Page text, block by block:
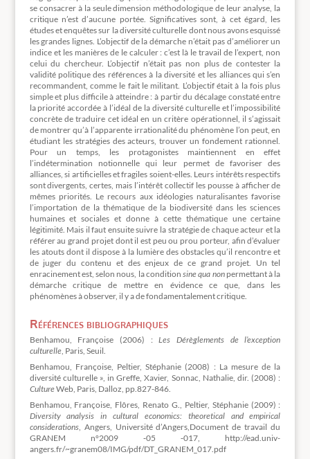
se consacrer à la seule dimension méthodologique de leur analyse, la
critique n’est d’aucune portée. Significatives sont, à cet égard, les
études et enquêtes sur la diversité culturelle dont nous avons esquissé
les grandes lignes. L’objectif de la démarche n’était pas d’améliorer un
indice et les manières de le calculer : c’est là le travail de l’expert, non
celui du chercheur. L’objectif n’était pas non plus de contester la
validité politique des références à la diversité et les alliances qui s’en
recommandent, comme le fait le militant. L’objectif était à la fois plus
simple et plus difficile à atteindre : à partir du décalage constaté entre
la priorité accordée à l’idéal de la diversité culturelle et l’impossibilité
concrète de traduire cet idéal en un critère opérationnel, il s’agissait
de montrer qu’à l’apparente irrationalité du phénomène l’on peut, en
étudiant les stratégies des acteurs, trouver un fondement rationnel.
Pour un temps, les protagonistes maintiennent en effet
l’indétermination notionnelle qui leur permet de favoriser des
alliances, si artificielles et fragiles soient-elles. Leurs intérêts respectifs
sont divergents, certes, mais l’intérêt collectif les pousse à afficher de
mêmes priorités. Le recours aux idéologies naturalisantes favorise
l’importation de la thématique de la biodiversité dans les sciences
humaines et sociales et donne à cette thématique une certaine
légitimité. Mais il faut ensuite suivre la stratégie de chaque acteur et la
référer au grand projet dont il est peu ou prou porteur, afin d’évaluer
les atouts dont il dispose à la lumière des obstacles qu’il rencontre et
de juger du contenu et des enjeux de ce grand projet. Un tel
enracinement est, selon nous, la conditionsine qua non permettant à la
démarche critique de mettre en évidence ce que, dans les
phénomènes à observer, il y a de fondamentalement critique.
Références bibliographiques
Benhamou, Françoise (2006) :Les Dérèglements de l’exception
culturelle, Paris, Seuil.
Benhamou, Françoise, Peltier, Stéphanie (2008) : La mesure de la
diversité culturelle », in Greffe, Xavier, Sonnac, Nathalie, dir. (2008) :
CultureWeb, Paris, Dalloz, pp.827-846.
Benhamou, Françoise, Flôres, Renato G., Peltier, Stéphanie (2009) :
Diversity analysis in cultural economics: theoretical and empirical
considerations, Angers, Université d’Angers,Document de travail du
GRANEM n°2009 ‐05 ‐017, http://ead.univ-
angers.fr/~granem08/IMG/pdf/DT_GRANEM_017.pdf